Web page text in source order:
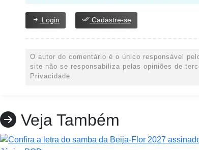
Login Cadastre-se
O autor do comentário é o único responsável
site não se responsabiliza pelas opiniões de
Privacidade.
Veja Também